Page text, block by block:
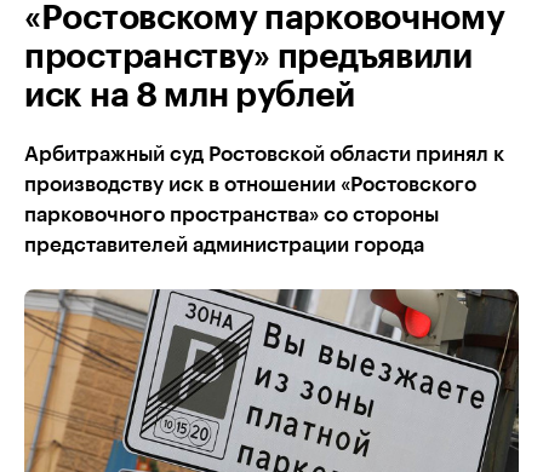
«Ростовскому парковочному
пространству» предъявили
иск на 8 млн рублей
Арбитражный суд Ростовской области принял к
производству иск в отношении «Ростовского
парковочного пространства» со стороны
представителей администрации города